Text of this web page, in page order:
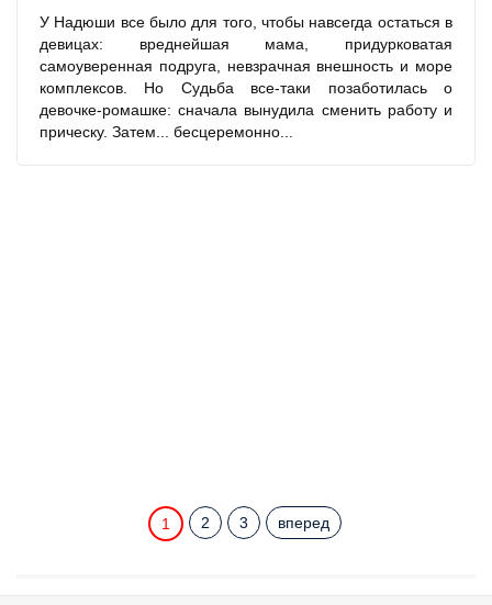
У Надюши все было для того, чтобы навсегда остаться в
девицах: вреднейшая мама, придурковатая
самоуверенная подруга, невзрачная внешность и море
комплексов. Но Судьба все-таки позаботилась о
девочке-ромашке: сначала вынудила сменить работу и
прическу. Затем... бесцеремонно...
1 2 3 вперед